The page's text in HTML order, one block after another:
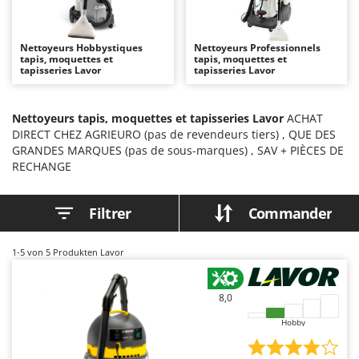
Autolaveuses
Autres produits
B
Barbecues
Bennes pour tracteur
Brouettes à moteur
Broyeurs à axe horizontal pour tracteur
Broyeurs de branches et végétaux
Butteurs pour tracteur
Chargeurs de batterie - Démarreurs
Charrues pour tracteur
Ambrogio Robot
Annovi Reverberi
ANTHBOT
Ardes
Argo
Artus
Attila
Ausonia
Nettoyeurs Hobbystiques
tapis, moquettes et
tapisseries Lavor
Nettoyeurs Professionnels
tapis, moquettes et
tapisseries Lavor
Nettoyeurs tapis, moquettes et tapisseries Lavor ACHAT
DIRECT CHEZ AGRIEURO (pas de revendeurs tiers) , QUE DES
GRANDES MARQUES (pas de sous-marques) , SAV + PIÈCES DE
RECHANGE
Filtrer Commander
1-5 von 5 Produkten Lavor
8,0
Hobby